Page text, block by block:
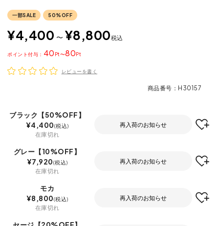
一部SALE 50%OFF
¥4,400 〜 ¥8,800税込
40 〜80
ポイント
レビューを書く
商品番号 H30157
ブラック【50%OFF】
¥4,400 税込
在庫切れ
再入荷のお知らせ
グレー【10%OFF】
¥7,920 税込
在庫切れ
再入荷のお知らせ
モカ
¥8,800 税込
在庫切れ
再入荷のお知らせ